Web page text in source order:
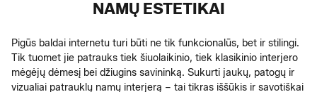
NAMŲ ESTETIKAI
Pigūs baldai internetu turi būti ne tik funkcionalūs, bet ir stilingi.
Tik tuomet jie patrauks tiek šiuolaikinio, tiek klasikinio interjero
mėgėjų dėmesį bei džiugins savininką. Sukurti jaukų, patogų ir
vizualiai patrauklų namų interjerą – tai tikras iššūkis ir savotiškai